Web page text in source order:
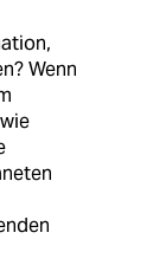
Wenn